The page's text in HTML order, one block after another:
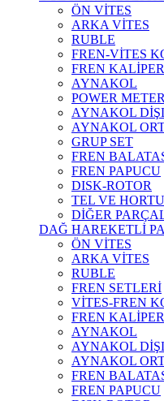
ÖN VİTES
ARKA VİTES
RUBLE
FREN-VİTES
FREN
AYNAKOL
POWER
AYNAKOL
AYNAKOL
GRUP SET
FREN
FREN PAPUCU
DISK-ROTOR
TEL VE
DİĞER
DAĞ HAREKETLİ
ÖN VİTES
ARKA VİTES
RUBLE
FREN SETLERİ
VİTES-FREN
FREN
AYNAKOL
AYNAKOL
AYNAKOL
FREN
FREN PAPUCU